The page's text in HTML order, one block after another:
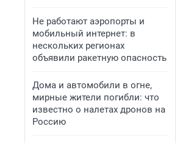
Не работают аэропорты и
мобильный интернет: в
нескольких регионах
объявили ракетную опасность
Дома и автомобили в огне,
мирные жители погибли: что
известно о налетах дронов на
Россию